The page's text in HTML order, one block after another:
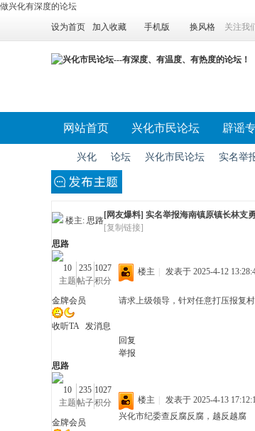
做兴化有深度的论坛
设为首页 加入收藏 手机版 换风格 关注我
网站首页 兴化市民论坛 辟谣
兴
化
»
兴化
›
论坛
›
兴化市民论坛
›
实名举
楼主: 思路
[网友爆料] 实名举报海南镇原镇长林支
[复制链接]
思路
10
主题
235
帖子
1027
积分
金牌会员
收听TA 发消息
楼主 发表于 2025-4-12
请求上级领导，针对任意打压报复
回复
举报
思路
10
主题
235
帖子
1027
积分
金牌会员
楼主 发表于 2025-4-13
兴化市纪委查反腐反腐，越反越腐